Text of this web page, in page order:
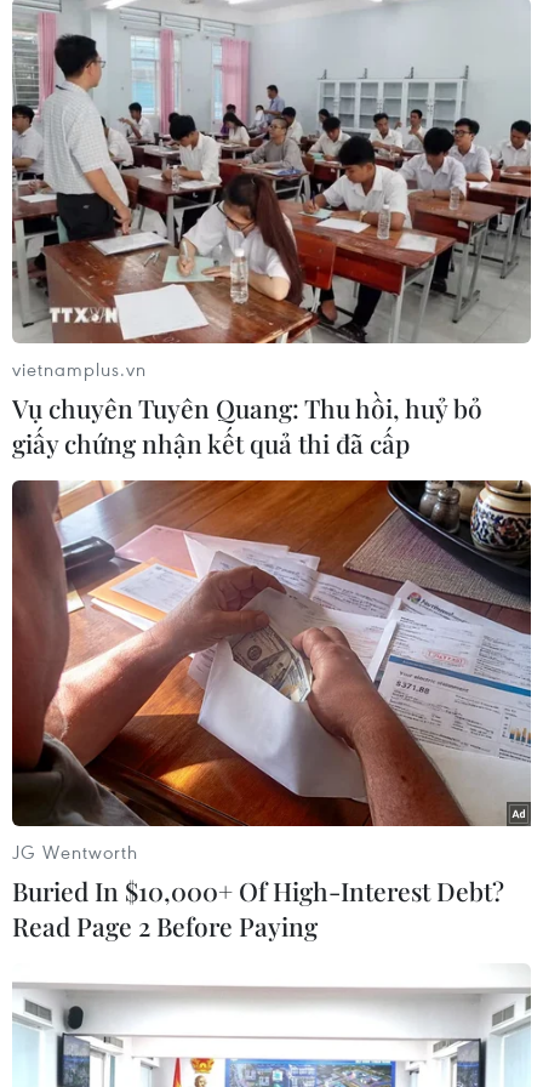
đời sống tinh thần, văn hóa của nhân dân./.
Phong phú và đa
dạng các hoạt động vui
đón Tết Nguyên đán ở
Trung Quốc
2025 là năm đầu tiên phong tục đón Năm mới
của người Trung Quốc được công nhận là di sản
văn hóa phi vật thể, du lịch “kiểu Trung mới” đã
bùng nổ, các hoạt động trải nghiệm văn hóa dân
gian.
(TTXVN/Vietnam+)
#Trung Quốc #Tết Nguyên đán
#bảo tàng
Trung Quốc
Theo dõi VietnamPlus
vietnamplus.vn
Vụ chuyên Tuyên Quang: Thu hồi, huỷ bỏ
giấy chứng nhận kết quả thi đã cấp
JG Wentworth
Buried In $10,000+ Of High-Interest Debt?
Read Page 2 Before Paying